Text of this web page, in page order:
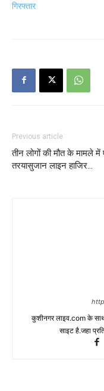
गिरफ्तार
Previous article
तीन लोगों की मौत के मामले
तरयासुजान लाइन हाजिर…
कुशीनगर लाइव.com के
साइट है.जहा